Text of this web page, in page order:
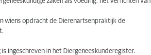
wiens opdracht de Dierenartsenpraktijk de
is ingeschreven in het Diergeneeskunderegister.